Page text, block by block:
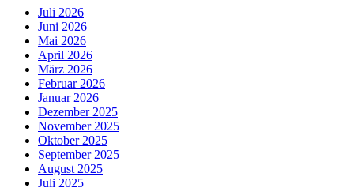
Juli 2026
Juni 2026
Mai 2026
April 2026
März 2026
Februar 2026
Januar 2026
Dezember 2025
November 2025
Oktober 2025
September 2025
August 2025
Juli 2025